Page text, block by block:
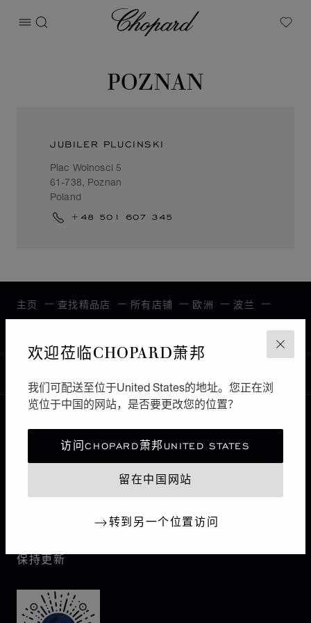
关闭
欢迎莅临CHOPARD萧邦
我们可配送至位于United States的地址。您正在浏
览位于中国的网站，是否要更改您的位置？
访问CHOPARD萧邦UNITED STATES
留在中国网站
转到另一个位置访问
打开菜单
搜索
Chopard
My
POZNAN
JUBILER PLUCINSKI
Plac Wolnosci 5
61-738, Poznan
Poland
+48 501 607 345
主页 查找精品店 所有店铺 欧洲
波兰
本地化（更改国家/地区）
更改国家/地区
保持更新